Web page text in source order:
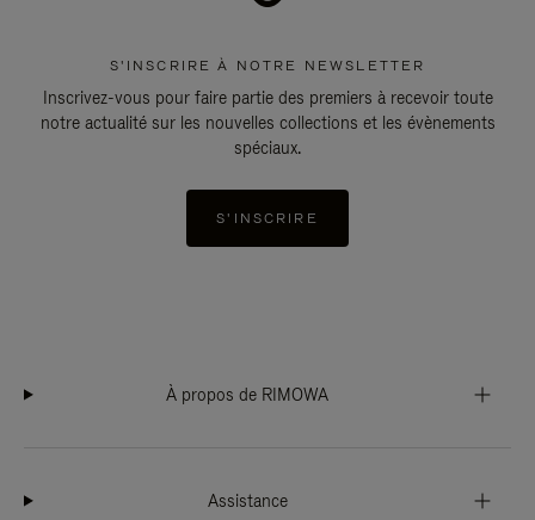
S'INSCRIRE À NOTRE NEWSLETTER
Inscrivez-vous pour faire partie des premiers à recevoir toute
notre actualité sur les nouvelles collections et les évènements
spéciaux.
S'INSCRIRE
À propos de RIMOWA
Assistance